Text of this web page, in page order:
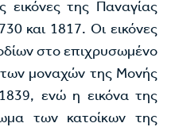
εικόνες της Παναγίας
και 1817. Οι εικόνες
στο επιχρυσωμένο
μοναχών της Μονής
ενώ η εικόνα της
των κατοίκων της